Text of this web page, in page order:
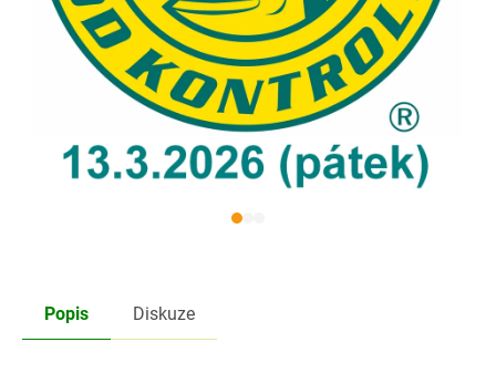
Popis Diskuze